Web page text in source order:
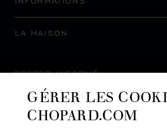
LA MAISON
RESTER INFORMÉ
GÉRER LES
CHOPARD.COM